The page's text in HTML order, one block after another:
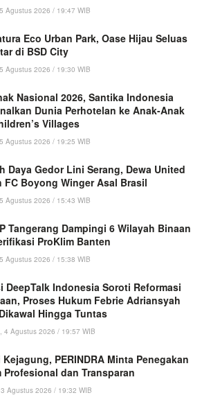
Agustus 2026 / 19:47 WIB
Eco Urban Park, Oase Hijau Seluas
di BSD City
Agustus 2026 / 19:30 WIB
Nasional 2026, Santika Indonesia
Dunia Perhotelan ke Anak-Anak
Villages
Agustus 2026 / 19:25 WIB
Daya Gedor Lini Serang, Dewa United
FC Boyong Winger Asal Brasil
Agustus 2026 / 15:43 WIB
Tangerang Dampingi 6 Wilayah Binaan
ProKlim Banten
Agustus 2026 / 15:38 WIB
DeepTalk Indonesia Soroti Reformasi
Proses Hukum Febrie Adriansyah
Hingga Tuntas
4 Agustus 2026 / 19:57 WIB
PERINDRA Minta Penegakan
Profesional dan Transparan
Agustus 2026 / 19:32 WIB